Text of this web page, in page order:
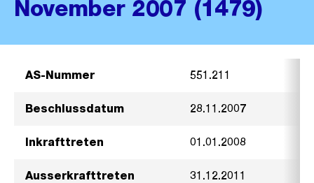
November 2007 (1479)
AS-Nummer 551.211
Beschlussdatum 28.11.2007
Inkrafttreten 01.01.2008
Ausserkrafttreten 31.12.2011